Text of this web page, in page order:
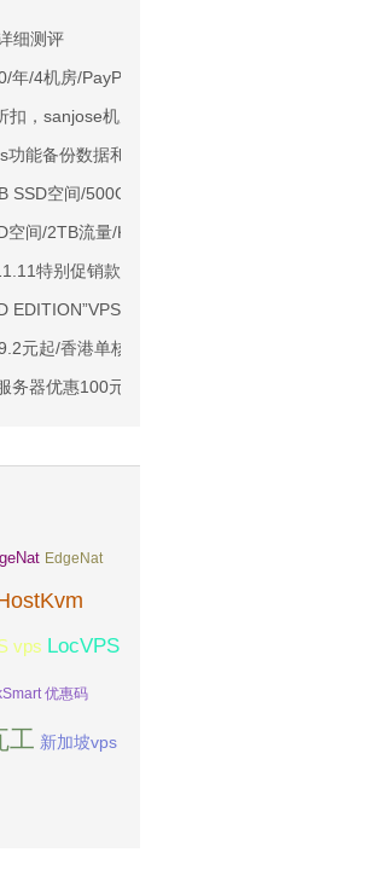
独立IP/香港原生IP
路
NVMe/5TB@10Gbps/免费DDoS防御
口/KVM/洛杉矶
细测评
/4机房/PayPal/比特币等数字加密货币
，sanjose机房，有CN2 GIA
能备份数据和迁移方案
空间/500GB流量/OpenVZ/英国
间/2TB流量/KVM/西雅图/拉斯维加斯
特别促销款，卖完为止
补货，支持“支付宝
元起/香港单核4G内存VPS年付128元起
器优惠100元/月,充110送10元
EdgeNat
vps LocVPS
优惠码
工 新加坡vps